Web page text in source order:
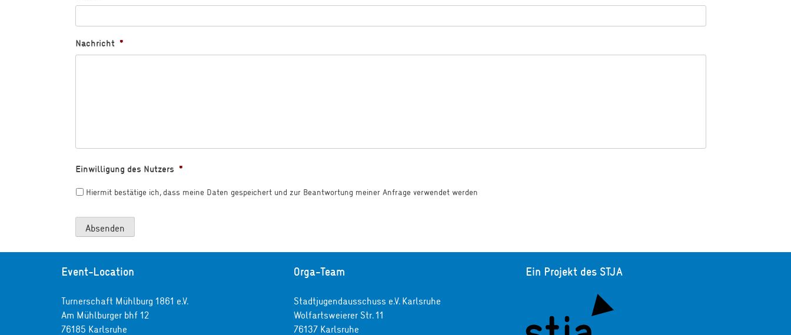
Nachricht *
Einwilligung des Nutzers *
Hiermit bestätige ich, dass meine Daten gespeichert und zur Beantwortung meiner Anfrage verwendet werden
Absenden
Event-Location
Turnerschaft Mühlburg 1861 e.V.
Am Mühlburger bhf 12
76185 Karlsruhe
Orga-Team
Stadtjugendausschuss e.V. Karlsruhe
Wolfartsweierer Str. 11
76137 Karlsruhe
Ein Projekt des STJA